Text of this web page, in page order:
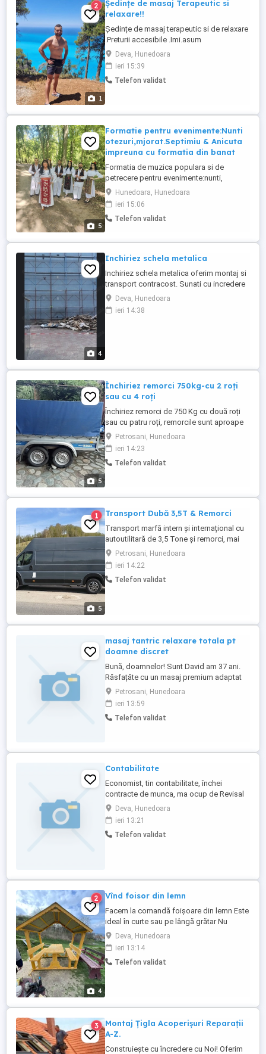
1
2
Ședințe de masaj Terapeutic si
relaxare!!
Ședințe de masaj terapeutic si de relaxare
.Preturii accesibile .Imi.asum
responsabilitatea in ceea ce fac ,!!. Aștept
cu drag mesajele dvs sau detalii la nr!!Rog
seriozitate!! Va aștept cu drag!!Experienta
in domeniu!! Masaj cervical ,masajul
Deva, Hunedoara
ieri 15:39
Telefon validat
5
Formatie pentru evenimente:Nunti
otezuri,mjorat.Septimiu & Anicuta
impreuna cu formatia din banat
Formatia de muzica populara si de
petrecere pentru evenimente:nunti,
botezuri si majorate. Formatia este
compusa din doi solisti: Septimiu Onea
,solist din ardeal impreuna cu Anicuta
Popovici solista din banat , doi
muzica usoara. Ne puteti urmarii o parte ...
Hunedoara, Hunedoara
ieri 15:06
Telefon validat
4
Inchiriez schela metalica
Inchiriez schela metalica oferim montaj si
transport contracost. Sunati cu incredere
la ori ce ora. Pret negociabil. Executam si
lucrari de interior exterior.
Deva, Hunedoara
ieri 14:38
5
Închiriez remorci 750kg-cu 2 roți
sau cu 4 roți
Închiriez remorci de 750 Kg cu două roți
sau cu patru roți, remorcile sunt aproape
noi, prețul este 100 lei pe zi, remorcile se
preia din zona orașului Petroșani,mai
multe detalii la telefon - , nu răspund la
mesaje doar la apel telefonic.
Petrosani, Hunedoara
ieri 14:23
Telefon validat
5
1 Transport Dubă 3,5T & Remorci
Transport marfă intern și internațional cu
autoutilitară de 3,5 Tone și remorci, mai
multe detalii la telefon- , fără mesaje, doar
apel telefonic.
Petrosani, Hunedoara
ieri 14:22
Telefon validat
masaj tantric relaxare totala pt
doamne discret
Bună, doamnelor! Sunt David am 37 ani.
Răsfațăte cu un masaj premium adaptat
dorințelor tale de la relaxare totală cu
uleiuri calde, până la momente pasionale
intense, cu focus pe plăcerea ta. Masaj
tantric complet. Companie FOARTE
Petrosani, Hunedoara
ieri 13:59
Telefon validat
Contabilitate
Economist, tin contabilitate, închei
contracte de munca, ma ocup de Revisal
pentru societăți aflate pe raza municipiului
Deva si în apropiere. Tariful va fi în funcție
de activitatea societății
Deva, Hunedoara
ieri 13:21
Telefon validat
4
2 Vînd foisor din lemn
Facem la comandă foișoare din lemn Este
ideal în curte sau pe lângă grătar Nu
necesită placă de beton puteți să-l puneți
oriunde doriți dumneavoastră Este de
6locuri este estetic și ideal în curte
Contactați-ne la telefon
Deva, Hunedoara
ieri 13:14
Telefon validat
3
Montaj Țigla Acoperișuri Reparații
A-Z.
Construiește cu încredere cu Noi! Oferim